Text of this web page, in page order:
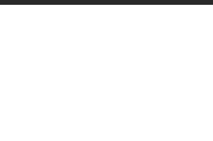
が終了しました | LINE占い